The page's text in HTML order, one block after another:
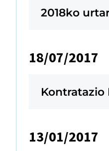
2018ko
18/07/2017
13/01/2017